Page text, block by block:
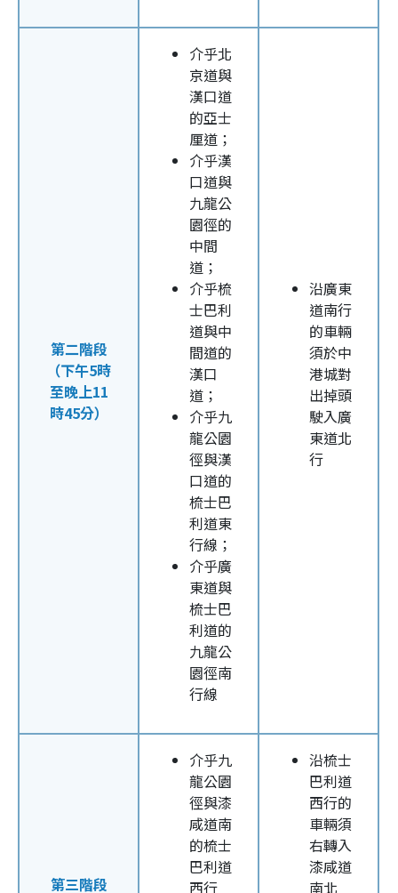
第二階段
（下午5時
至晚上11
時45分）
介乎北
京道與
漢口道
的亞士
厘道；
介乎漢
口道與
九龍公
園徑的
中間
道；
介乎梳
士巴利
道與中
間道的
漢口
道；
介乎九
龍公園
徑與漢
口道的
梳士巴
利道東
行線；
介乎廣
東道與
梳士巴
利道的
九龍公
園徑南
行線
沿廣東
道南行
的車輛
須於中
港城對
出掉頭
駛入廣
東道北
行
第三階段
介乎九
龍公園
徑與漆
咸道南
的梳士
巴利道
西行
沿梳士
巴利道
西行的
車輛須
右轉入
漆咸道
南北